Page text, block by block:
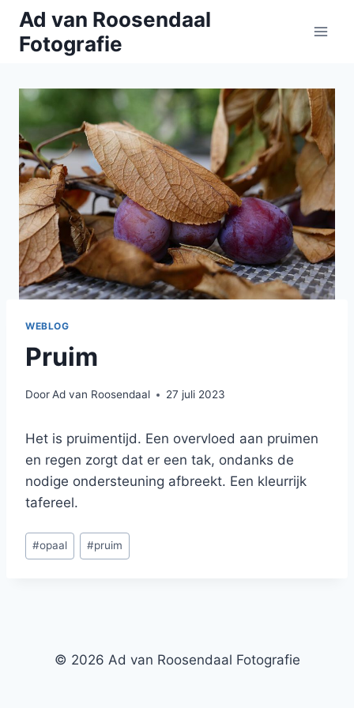
Doorgaan
naar
inhoud
Ad van Roosendaal
Fotografie
WEBLOG
Pruim
DoorAd van Roosendaal 27 juli 2023
Het is pruimentijd. Een overvloed aan pruimen
en regen zorgt dat er een tak, ondanks de
nodige ondersteuning afbreekt. Een kleurrijk
tafereel.
Bericht
tags:
#opaal #pruim
© 2026 Ad van Roosendaal Fotografie